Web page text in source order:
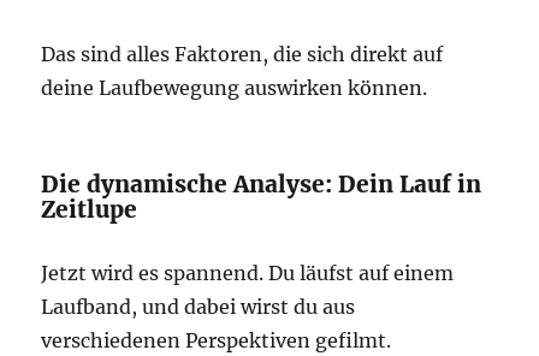
Das sind alles Faktoren, die sich direkt auf
deine Laufbewegung auswirken können.
Die dynamische Analyse: Dein Lauf in
Zeitlupe
Jetzt wird es spannend. Du läufst auf einem
Laufband, und dabei wirst du aus
verschiedenen Perspektiven gefilmt.